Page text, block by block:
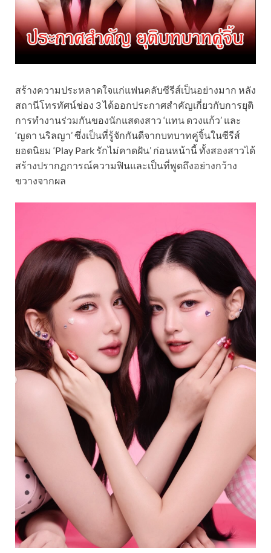
สร้างความประหลาดใจแก่แฟนคลับซีรีส์เป็นอย่างมาก หลัง
สถานีโทรทัศน์ช่อง 3 ได้ออกประกาศสำคัญเกี่ยวกับการยุติ
การทำงานร่วมกันของนักแสดงสาว ‘แทน ดวงแก้ว’ และ
‘ญดา นริลญา’ ซึ่งเป็นที่รู้จักกันดีจากบทบาทคู่จิ้นในซีรีส์
ยอดนิยม ‘Play Park รักไม่คาดฝัน’ ก่อนหน้านี้ ทั้งสองสาวได้
สร้างปรากฏการณ์ความฟินและเป็นที่พูดถึงอย่างกว้าง
ขวางจากผล